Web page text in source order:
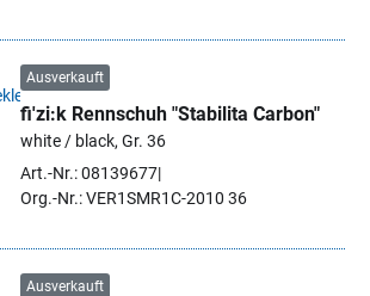
Ausverkauft
fi'zi:k Rennschuh "Stabilita Carbon"
white / black, Gr. 36
Art.-Nr.: 08139677
Org.-Nr.: VER1SMR1C-2010 36
Ausverkauft